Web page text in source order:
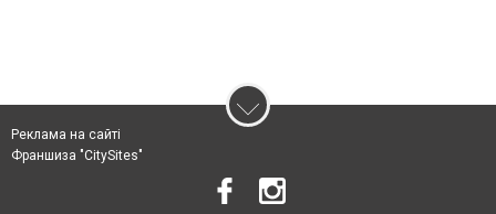
Реклама на сайті
Франшиза "CitySites"